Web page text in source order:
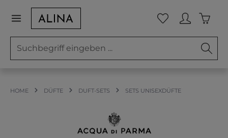
Zum Hauptinhalt springen Du hast 0
HOME DÜFTE DUFT-SETS SETS UNISEXDÜFTE